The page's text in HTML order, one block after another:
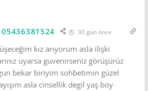
30 gün önce
kız arıyorum asla ilişki
uyarsa guvenirseniz görüşürüz
bekar biriyim sohbetimin güzel
asla cinsellik degil yaş boy